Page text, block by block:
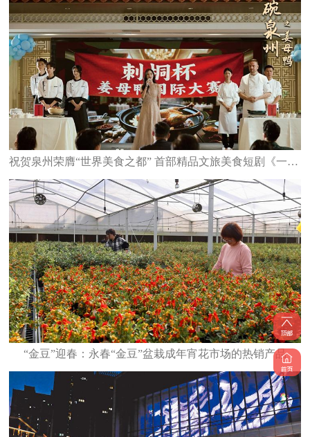
祝贺泉州荣膺“世界美食之都” 首部精品文旅美食短剧《一碗泉州之姜母鸭》6日上线
“金豆”迎春：永春“金豆”盆栽成年宵花市场的热销产品